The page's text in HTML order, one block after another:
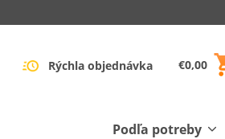
Rýchla objednávka €0,00
Podľa potreby